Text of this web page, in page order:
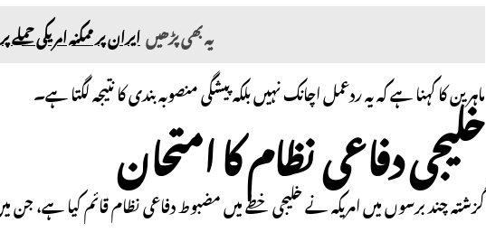
یہ بھی پڑھیںایران پر ممکنہ امریکی
ماہرین کا کہنا ہے کہ یہ ردعمل اچانک نہیں بلکہ پیشگی منصوبہ بندی کا نتیجہ لگتا ہے۔
خلیجی دفاعی نظام کا امتحان
گزشتہ چند برسوں میں امریکہ نے خلیجی خطے میں مضبوط دفاعی نظام قائم کیا ہے، جن